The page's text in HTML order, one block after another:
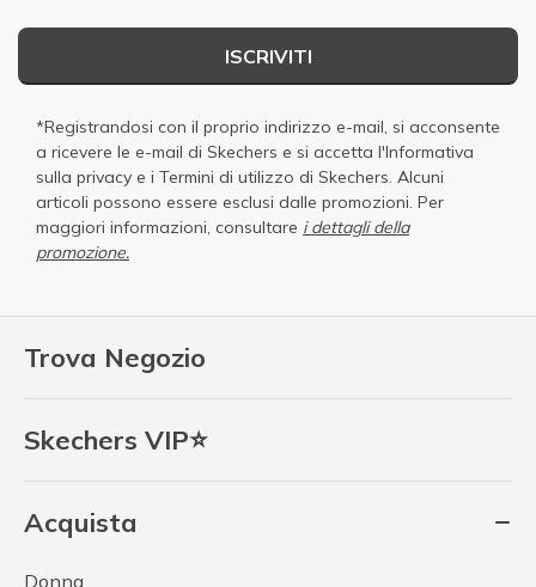
Trova Negozio
Skechers VIP⭐
Acquista
Donna
ISCRIVITI
*Registrandosi con il proprio indirizzo e-mail, si acconsente
a ricevere le e-mail di Skechers e si accetta l'Informativa
sulla privacy e i Termini di utilizzo di Skechers. Alcuni
articoli possono essere esclusi dalle promozioni. Per
maggiori informazioni, consultare i dettagli della
promozione.